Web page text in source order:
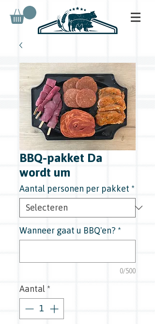
BBQ-pakket Da
wordt um
Aantal personen per pakket *
Wanneer gaat u BBQ'en? *
0/500
Aantal *